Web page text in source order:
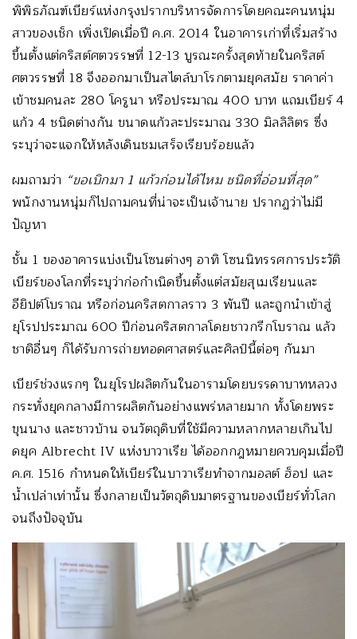
พิพิธภัณฑ์เบียร์แห่งกรุงปรากบริหารจัดการโดยคณะคนหนุ่ม
สาวของเช็ก เพิ่งเปิดเมื่อปี ค.ศ. 2014 ในอาคารเก่าที่เริ่มสร้าง
ขึ้นตั้งแต่คริสต์ศตวรรษที่ 12-13 บูรณะครั้งสุดท้ายในคริสต์
ศตวรรษที่ 18 จึงออกมาเป็นสไตล์บาโรกตามยุคสมัย ราคาค่า
เข้าชมคนละ 280 โครูนา หรือประมาณ 400 บาท แถมเบียร์ 4
แก้ว 4 ชนิดต่างกัน ขนาดแก้วละประมาณ 330 มิลลิลิตร ซึ่ง
ระบุว่าจะแจกให้หลังเดินชมเสร็จเรียบร้อยแล้ว
ผมถามว่า “ขอเบิกมา 1 แก้วก่อนได้ไหม ชนิดที่อ่อนที่สุด”
พนักงานหนุ่มก็ไปถามคนที่น่าจะเป็นเจ้านาย ปรากฏว่าไม่มี
ปัญหา
ชั้น 1 ของอาคารแบ่งเป็นโซนต่างๆ อาทิ โซนนิทรรศการประวัติ
เบียร์ของโลกที่ระบุว่าก่อกำเนิดขึ้นตั้งแต่สมัยสุเมเรียนและ
อียิปต์โบราณ หรือก่อนคริสตกาลราว 3 พันปี และถูกนำเข้าสู่
ยุโรปประมาณ 600 ปีก่อนคริสตกาลโดยชาวกรีกโบราณ แล้ว
ชาติอื่นๆ ก็ได้รับการถ่ายทอดศาสตร์และศิลป์นี้ต่อๆ กันมา
เบียร์ช่วงแรกๆ ในยุโรปผลิตกันในอารามโดยบรรดาบาทหลวง
กระทั่งยุคกลางมีการผลิตกันอย่างแพร่หลายมาก ทั้งโดยพระ
ขุนนาง และชาวบ้าน จนวัตถุดิบที่ใช้มีความหลากหลายเกินไป
ดยุค Albrecht IV แห่งบาวาเรีย ได้ออกกฎหมายควบคุมเมื่อปี
ค.ศ. 1516 กำหนดให้เบียร์ในบาวาเรียทำจากมอลต์ ฮ็อป และ
น้ำเปล่าเท่านั้น ซึ่งกลายเป็นวัตถุดิบมาตรฐานของเบียร์ทั่วโลก
จนถึงปัจจุบัน